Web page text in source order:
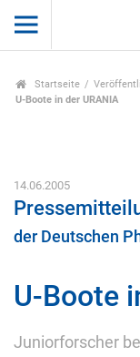
Startseite
U-Boote in der URANIA
14.06.2005
der Deutschen
U-Boote
Juniorforscher